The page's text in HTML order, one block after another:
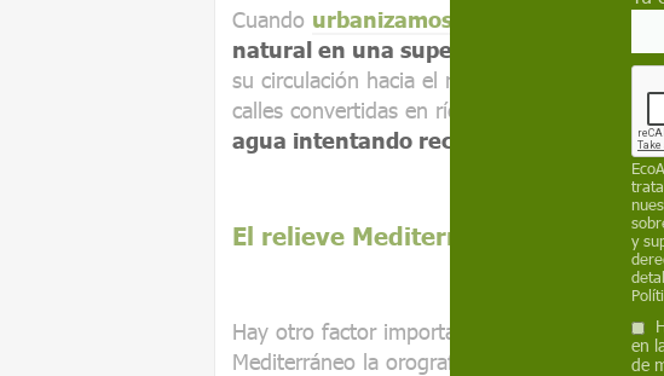
Cuando urbanizamos cerca de los
natural en una superficie impermeable
su circulación hacia el río, pueda infiltrarse.
calles convertidas en ríos que vemos en una
agua intentando recuperar su camino
El relieve Mediterráneo juega en
Hay otro factor importante a considerar: la
Mediterráneo la orografía suele ser
y
en
de